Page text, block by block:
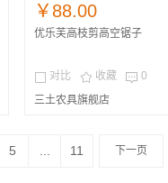
￥88.00
优乐芙高枝剪高空锯子
对比  收藏  0
三土农具旗舰店
5 11 下一页